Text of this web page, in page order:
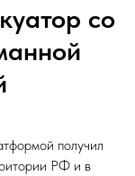
со
получил
РФ и в